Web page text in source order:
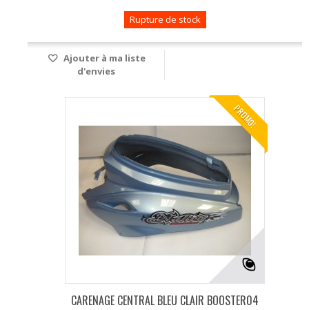
Rupture de stock
Ajouter à ma liste
d'envies
PROMO!
CARENAGE CENTRAL BLEU CLAIR BOOSTER04